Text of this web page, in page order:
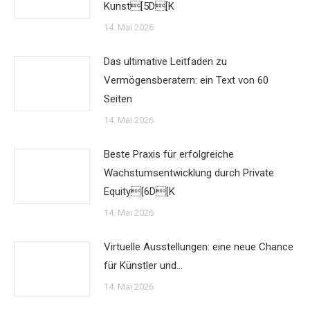
Kunst[5D[K
14. Mai 2026
Das ultimative Leitfaden zu
Vermögensberatern: ein Text von 60
Seiten
14. Mai 2026
Beste Praxis für erfolgreiche
Wachstumsentwicklung durch Private
Equity[6D[K
14. Mai 2026
Virtuelle Ausstellungen: eine neue Chance
für Künstler und…
14. Mai 2026